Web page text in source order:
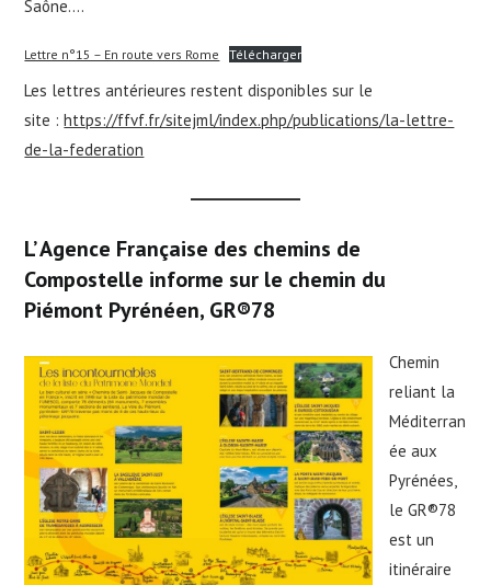
Saône….
Lettre n°15 – En route vers Rome Télécharger
Les lettres antérieures restent disponibles sur le
site :https://ffvf.fr/sitejml/index.php/publications/la-lettre-
de-la-federation
L’ Agence Française des chemins de
Compostelle informe sur le chemin du
Piémont Pyrénéen, GR®78
Chemin
reliant la
Méditerran
ée aux
Pyrénées,
le GR®78
est un
itinéraire